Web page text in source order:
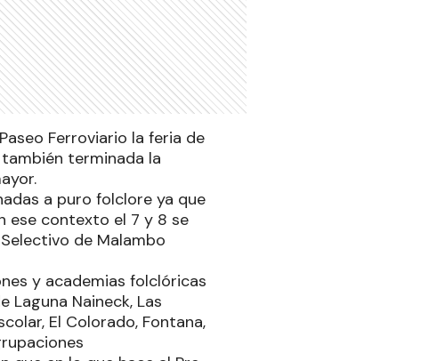
Ferroviario la feria de
terminada la
a puro folclore ya que
ese contexto el 7 y 8 se
de Malambo
y academias folclóricas
Naineck, Las
El Colorado, Fontana,